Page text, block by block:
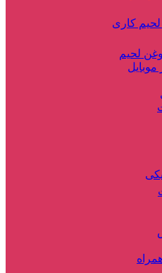
لحیم کاری
لحیم
موبایل